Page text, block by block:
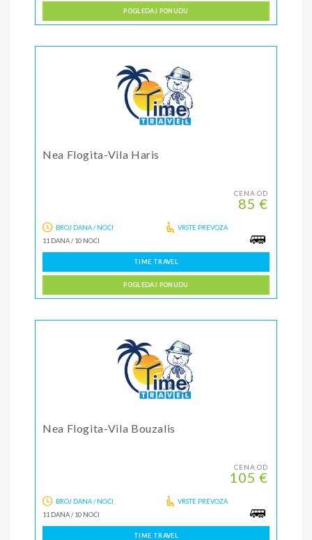
POGLEDAJ PONUDU
Nea Flogita-Vila Haris
CENA OD
85 €
BROJ DANA / NOĆI
11 DANA/10 NOĆI
VRSTE PREVOZA
TIME TRAVEL
POGLEDAJ PONUDU
Nea Flogita-Vila Bouzalis
CENA OD
105 €
BROJ DANA / NOĆI
11 DANA/10 NOĆI
VRSTE PREVOZA
TIME TRAVEL